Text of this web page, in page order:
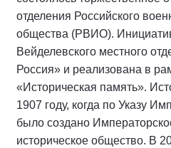
отделения Российского
общества (РВИО).
Вейделевского местного
Россия» и реализована в
«Историческая память».
1907 году, когда по Указу
было создано
историческое общество. В